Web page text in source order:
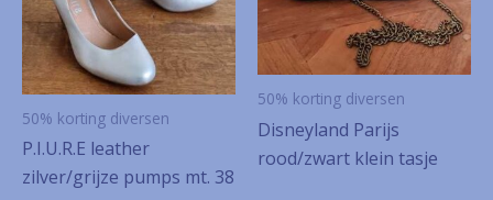
50% korting diversen
P.I.U.R.E leather
zilver/grijze pumps mt. 38
50% korting diversen
Disneyland Parijs
rood/zwart klein tasje